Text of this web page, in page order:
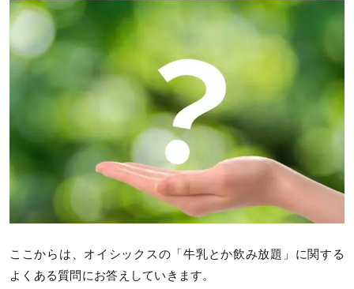
ここからは、オイシックスの「牛乳とか飲み放題」に関する
よくある質問にお答えしていきます。